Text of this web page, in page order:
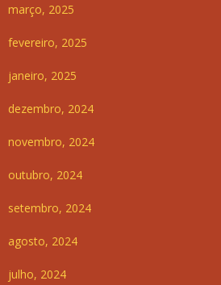
março, 2025
fevereiro, 2025
janeiro, 2025
dezembro, 2024
novembro, 2024
outubro, 2024
setembro, 2024
agosto, 2024
julho, 2024